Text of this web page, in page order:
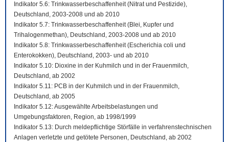
Indikator 5.6: Trinkwasserbeschaffenheit (Nitrat und Pestizide),
Deutschland, 2003-2008 und ab 2010
Indikator 5.7: Trinkwasserbeschaffenheit (Blei, Kupfer und
Trihalogenmethan), Deutschland, 2003-2008 und ab 2010
Indikator 5.8: Trinkwasserbeschaffenheit (Escherichia coli und
Enterokokken), Deutschland, 2003- und ab 2010
Indikator 5.10: Dioxine in der Kuhmilch und in der Frauenmilch,
Deutschland, ab 2002
Indikator 5.11: PCB in der Kuhmilch und in der Frauenmilch,
Deutschland, ab 2005
Indikator 5.12: Ausgewählte Arbeitsbelastungen und
Umgebungsfaktoren, Region, ab 1998/1999
Indikator 5.13: Durch meldepflichtige Störfälle in verfahrenstechnischen
Anlagen verletzte und getötete Personen, Deutschland, ab 2002